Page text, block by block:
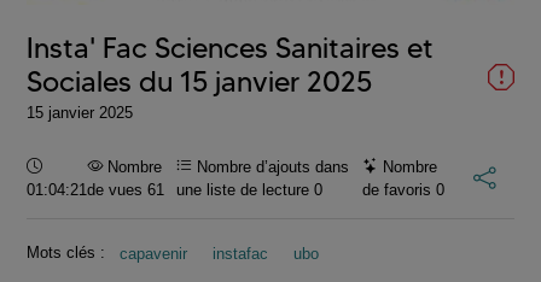
Insta' Fac Sciences Sanitaires et
Sociales du 15 janvier 2025
15 janvier 2025
Durée :
01:04:21
Nombre
de vues 61
Nombre d’ajouts dans
une liste de lecture0
Nombre
de favoris 0
Mots clés : capavenir instafac ubo